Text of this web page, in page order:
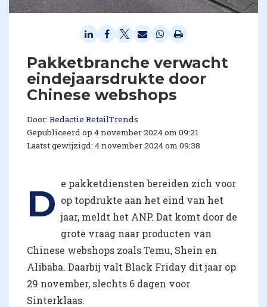
Pakketbranche verwacht
eindejaarsdrukte door
Chinese webshops
Door: Redactie RetailTrends
Gepubliceerd op 4 november 2024 om 09:21
Laatst gewijzigd: 4 november 2024 om 09:38
D e pakketdiensten bereiden zich voor
op topdrukte aan het eind van het
jaar, meldt het ANP. Dat komt door de
grote vraag naar producten van
Chinese webshops zoals Temu, Shein en
Alibaba. Daarbij valt Black Friday dit jaar op
29 november, slechts 6 dagen voor
Sinterklaas.